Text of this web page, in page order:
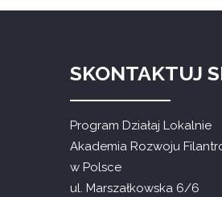
SKONTAKTUJ
Program Działaj Lokalnie
Akademia Rozwoju
w Polsce
ul. Marszałkowska 6/6